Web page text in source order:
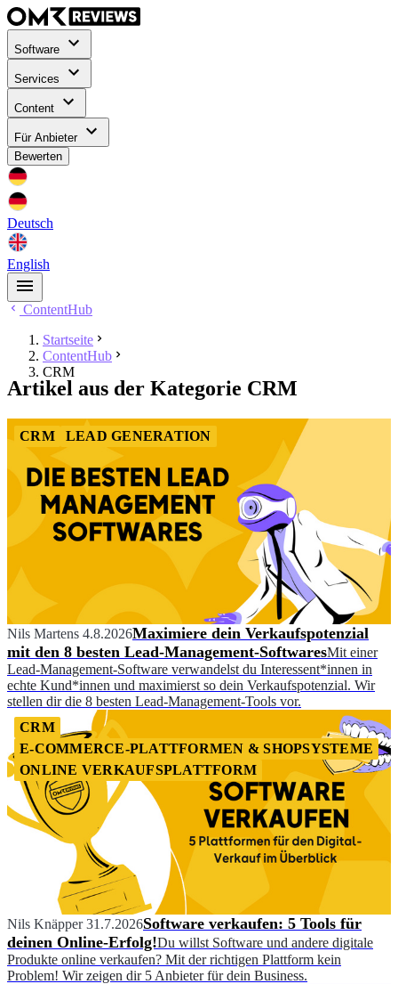
Software
Services
Content
Für Anbieter
Bewerten
Deutsch
English
ContentHub
Startseite
ContentHub
CRM
Artikel aus der Kategorie CRM
CRM LEAD GENERATION
Nils Martens 4.8.2026Maximiere dein Verkaufspotenzial
mit den 8 besten Lead-Management-SoftwaresMit einer
Lead-Management-Software verwandelst du Interessent*innen in
echte Kund*innen und maximierst so dein Verkaufspotenzial. Wir
stellen dir die 8 besten Lead-Management-Tools vor.
CRM
E-COMMERCE-PLATTFORMEN & SHOPSYSTEME
ONLINE VERKAUFSPLATTFORM
Nils Knäpper 31.7.2026Software verkaufen: 5 Tools für
deinen Online-Erfolg!Du willst Software und andere digitale
Produkte online verkaufen? Mit der richtigen Plattform kein
Problem! Wir zeigen dir 5 Anbieter für dein Business.